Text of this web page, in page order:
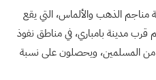
الذهب والألماس، التي يقع
قرب مدينة بامباري، في مناطق نفوذ
من المسلمين، ويحصلون على نسبة